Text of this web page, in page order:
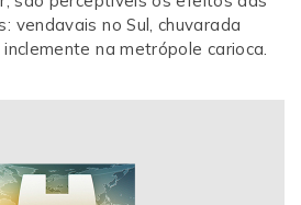
vendavais no Sul, chuvarada
na metrópole carioca.